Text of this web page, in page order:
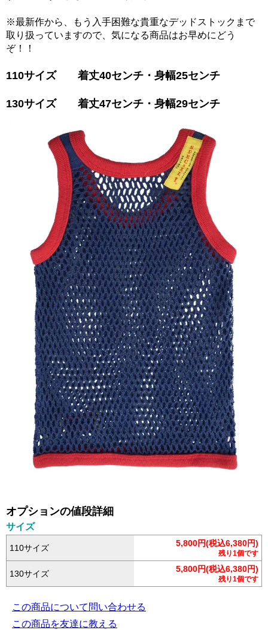
※最新作から、もう入手困難な貴重なデッドストックまで
取り扱っていますので、気になる商品はお早めにどう
ぞ！！
110サイズ 着丈40センチ・身幅25センチ
130サイズ 着丈47センチ・身幅29センチ
オプションの値段詳細
サイズ
110サイズ 5,800円(税込6,380円)
残り1個です
130サイズ 5,800円(税込6,380円)
残り1個です
この商品について問い合わせる
この商品を友達に教える